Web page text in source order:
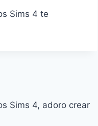
Sims 4 te
Sims 4, adoro crear